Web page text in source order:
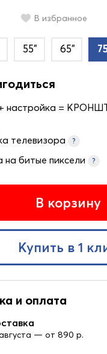
В избранное
55" 65"
настройка =
телевизора
?
на битые пиксели
?
В корзину
Купить в 1
и оплата
— от 890 р.